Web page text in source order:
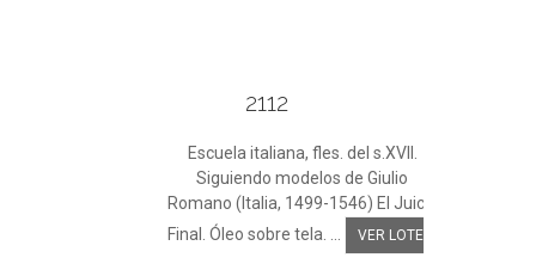
2112
Escuela italiana, fles. del s.XVII.
Siguiendo modelos de Giulio
Romano (Italia, 1499-1546) El Juicio
Final. Óleo sobre tela. ...
VER LOTE